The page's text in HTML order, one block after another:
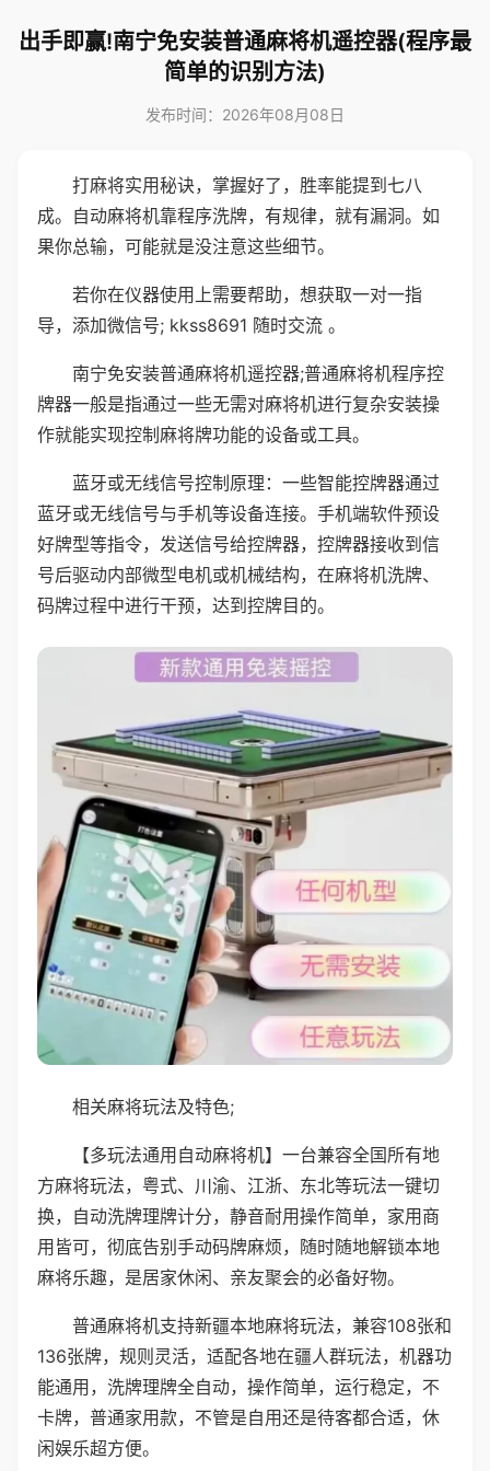
出手即赢!南宁免安装普通麻将机遥控器(程序最
简单的识别方法)
发布时间：2026年08月08日
打麻将实用秘诀，掌握好了，胜率能提到七八
成。自动麻将机靠程序洗牌，有规律，就有漏洞。如
果你总输，可能就是没注意这些细节。
若你在仪器使用上需要帮助，想获取一对一指
导，添加微信号; kkss8691 随时交流 。
南宁免安装普通麻将机遥控器;普通麻将机程序控
牌器一般是指通过一些无需对麻将机进行复杂安装操
作就能实现控制麻将牌功能的设备或工具。
蓝牙或无线信号控制原理：一些智能控牌器通过
蓝牙或无线信号与手机等设备连接。手机端软件预设
好牌型等指令，发送信号给控牌器，控牌器接收到信
号后驱动内部微型电机或机械结构，在麻将机洗牌、
码牌过程中进行干预，达到控牌目的。
相关麻将玩法及特色;
【多玩法通用自动麻将机】一台兼容全国所有地
方麻将玩法，粤式、川渝、江浙、东北等玩法一键切
换，自动洗牌理牌计分，静音耐用操作简单，家用商
用皆可，彻底告别手动码牌麻烦，随时随地解锁本地
麻将乐趣，是居家休闲、亲友聚会的必备好物。
普通麻将机支持新疆本地麻将玩法，兼容108张和
136张牌，规则灵活，适配各地在疆人群玩法，机器功
能通用，洗牌理牌全自动，操作简单，运行稳定，不
卡牌，普通家用款，不管是自用还是待客都合适，休
闲娱乐超方便。